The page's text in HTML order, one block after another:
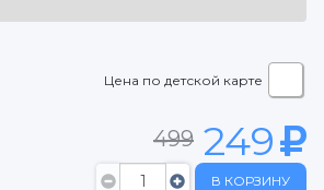
Цена по детской карте
499 249
В КОРЗИНУ